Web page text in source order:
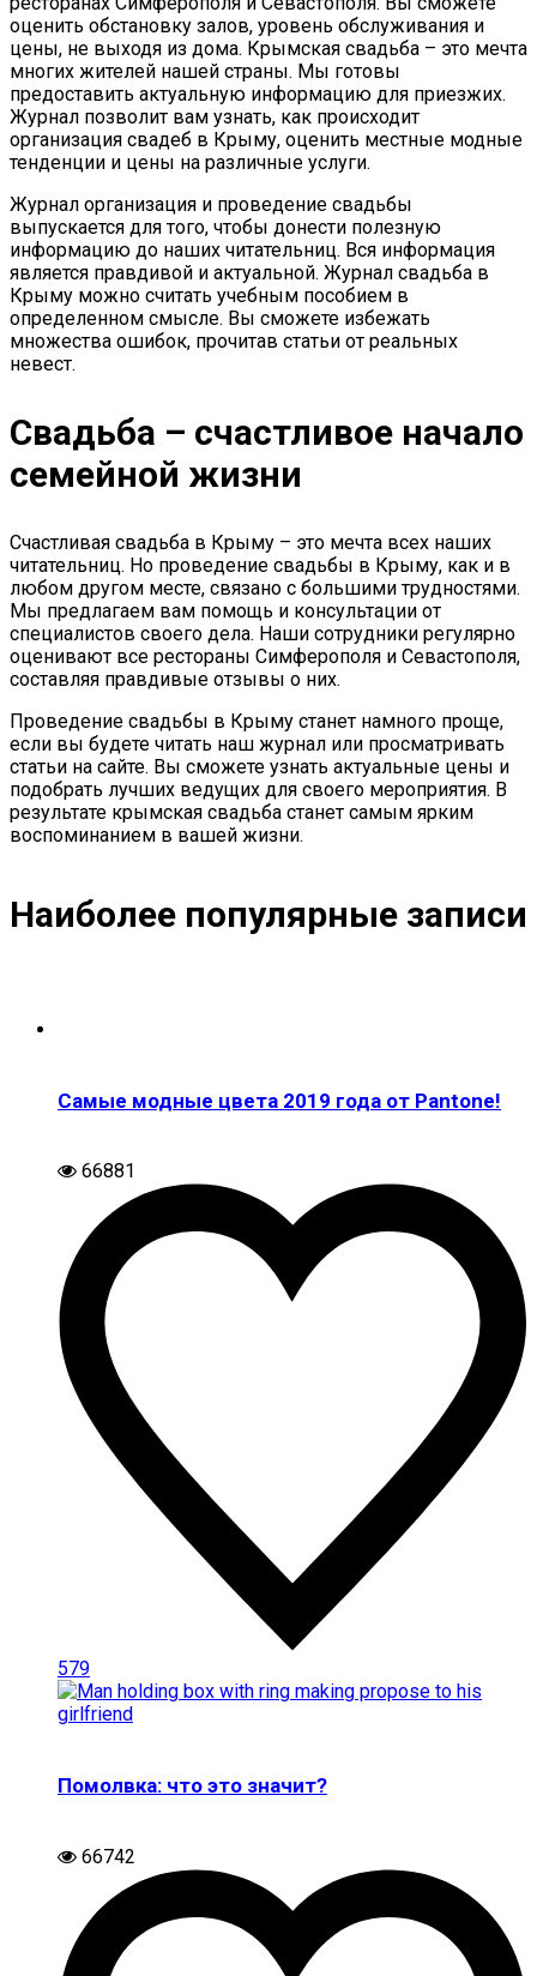
оценить обстановку залов, уровень обслуживания и
цены, не выходя из дома. Крымская свадьба – это мечта
многих жителей нашей страны. Мы готовы
предоставить актуальную информацию для приезжих.
Журнал позволит вам узнать, как происходит
организация свадеб в Крыму, оценить местные модные
тенденции и цены на различные услуги.
Журнал организация и проведение свадьбы
выпускается для того, чтобы донести полезную
информацию до наших читательниц. Вся информация
является правдивой и актуальной. Журнал свадьба в
Крыму можно считать учебным пособием в
определенном смысле. Вы сможете избежать
множества ошибок, прочитав статьи от реальных
невест.
Свадьба – счастливое начало
семейной жизни
Счастливая свадьба в Крыму – это мечта всех наших
читательниц. Но проведение свадьбы в Крыму, как и в
любом другом месте, связано с большими трудностями.
Мы предлагаем вам помощь и консультации от
специалистов своего дела. Наши сотрудники регулярно
оценивают все рестораны Симферополя и Севастополя,
составляя правдивые отзывы о них.
Проведение свадьбы в Крыму станет намного проще,
если вы будете читать наш журнал или просматривать
статьи на сайте. Вы сможете узнать актуальные цены и
подобрать лучших ведущих для своего мероприятия. В
результате крымская свадьба станет самым ярким
воспоминанием в вашей жизни.
Наиболее популярные записи
Самые модные цвета 2019 года от Pantone!
66881
579
Помолвка: что это значит?
66742